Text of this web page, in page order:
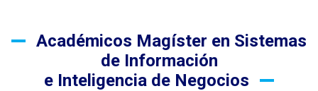
Académicos Magíster en Sistemas
de Información
e Inteligencia de Negocios